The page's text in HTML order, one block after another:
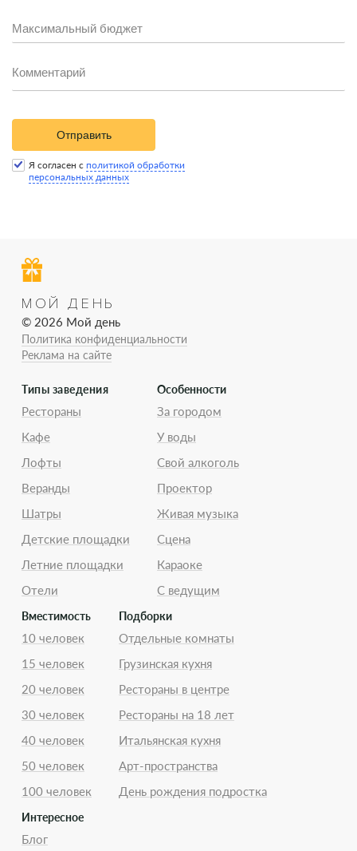
Отправить
Я согласен с политикой обработки
персональных данных
МОЙ ДЕНЬ
© 2026 Мой день
Политика конфиденциальности
Реклама на сайте
Типы заведения
Рестораны
Кафе
Лофты
Веранды
Шатры
Детские площадки
Летние площадки
Отели
Особенности
За городом
У воды
Свой алкоголь
Проектор
Живая музыка
Сцена
Караоке
С ведущим
Вместимость
10 человек
15 человек
20 человек
30 человек
40 человек
50 человек
100 человек
Подборки
Отдельные комнаты
Грузинская кухня
Рестораны в центре
Рестораны на 18 лет
Итальянская кухня
Арт-пространства
День рождения подростка
Интересное
Блог